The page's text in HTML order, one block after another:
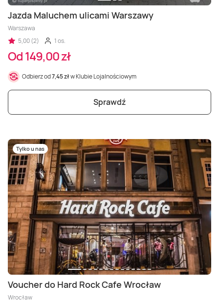
Jazda Maluchem ulicami Warszawy
Warszawa
5,00 (2)
1 os.
Od 149,00 zł
Odbierz od7,45 złw Klubie Lojalnościowym
Sprawdź
Tylko u nas
Voucher do Hard Rock Cafe Wrocław
Wrocław